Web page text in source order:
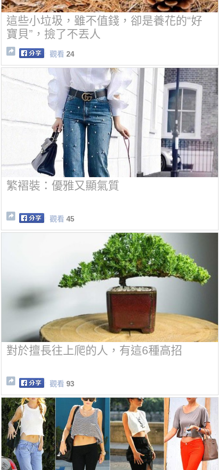
這些小垃圾，雖不值錢，卻是養花的“好
寶貝”，撿了不丟人
觀看 24
繁褶裝：優雅又顯氣質
觀看 45
對於擅長往上爬的人，有這6種高招
觀看 93